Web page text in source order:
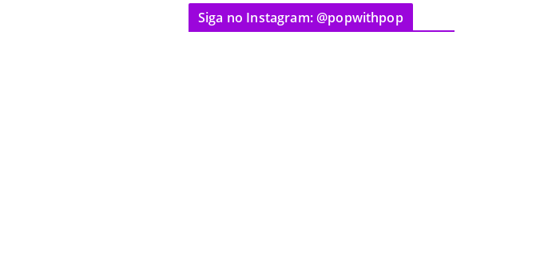
Siga no Instagram: @popwithpop